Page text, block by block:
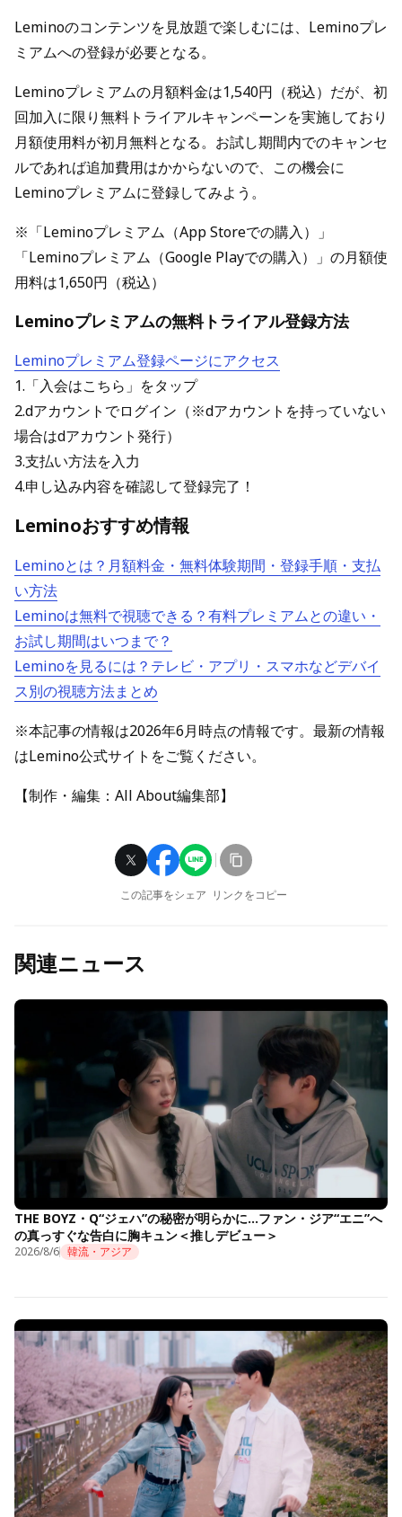
Leminoのコンテンツを見放題で楽しむには、Leminoプレ
ミアムへの登録が必要となる。
Leminoプレミアムの月額料金は1,540円（税込）だが、初
回加入に限り無料トライアルキャンペーンを実施しており
月額使用料が初月無料となる。お試し期間内でのキャンセ
ルであれば追加費用はかからないので、この機会に
Leminoプレミアムに登録してみよう。
※「Leminoプレミアム（App Storeでの購入）」
「Leminoプレミアム（Google Playでの購入）」の月額使
用料は1,650円（税込）
Leminoプレミアムの無料トライアル登録方法
Leminoプレミアム登録ページにアクセス
1.「入会はこちら」をタップ
2.dアカウントでログイン（※dアカウントを持っていない
場合はdアカウント発行）
3.支払い方法を入力
4.申し込み内容を確認して登録完了！
Leminoおすすめ情報
Leminoとは？月額料金・無料体験期間・登録手順・支払
い方法
Leminoは無料で視聴できる？有料プレミアムとの違い・
お試し期間はいつまで？
Leminoを見るには？テレビ・アプリ・スマホなどデバイ
ス別の視聴方法まとめ
※本記事の情報は2026年6月時点の情報です。最新の情報
はLemino公式サイトをご覧ください。
【制作・編集：All About編集部】
この記事をシェア リンクをコピー
関連ニュース
THE BOYZ・Q“ジェハ”の秘密が明らかに…ファン・ジア“エニ”へ
の真っすぐな告白に胸キュン＜推しデビュー＞
2026/8/6 韓流・アジア